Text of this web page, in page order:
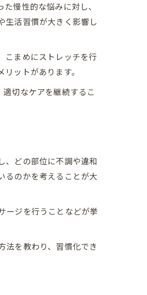
慢性的な悩みに対し、
生活習慣が大きく影響し
こまめにストレッチを行
ットがあります。
切なケアを継続するこ
、どの部位に不調や違和
るのかを考えることが大
ージを行うことなどが挙
法を教わり、習慣化でき